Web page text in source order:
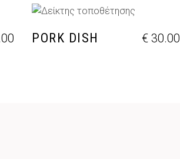
ΠΡΟΣΘΉΚΗ ΣΤΟ ΚΑΛΆΘΙ
PORK DISH € 30.00